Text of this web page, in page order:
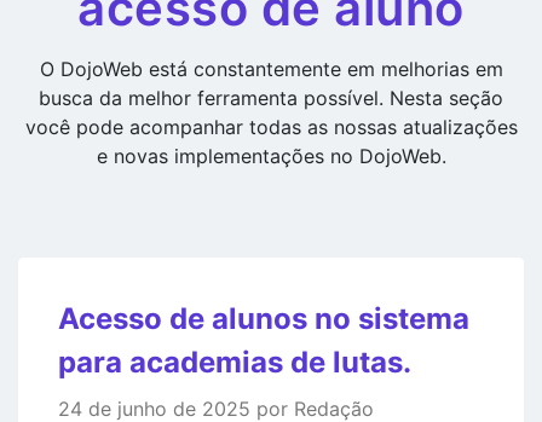
O DojoWeb está constantemente em melhorias em
busca da melhor ferramenta possível. Nesta seção
você pode acompanhar todas as nossas atualizações
e novas implementações no DojoWeb.
Acesso de alunos no sistema
para academias de lutas.
24 de junho de 2025 por Redação